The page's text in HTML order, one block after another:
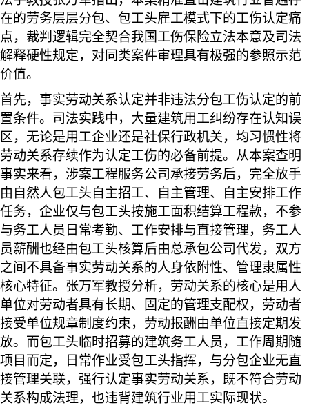
在的劳务层层分包、包工头雇工模式下的工伤认定痛
点，裁判逻辑完全契合我国工伤保险立法本意及司法
解释硬性规定，对同类案件审理具有极强的参照示范
价值。
首先，事实劳动关系认定并非违法分包工伤认定的前
置条件。司法实践中，大量建筑用工纠纷存在认知误
区，无论是用工企业还是社保行政机关，均习惯性将
劳动关系存续作为认定工伤的必备前提。从本案查明
事实来看，涉案工程服务公司承接劳务后，完全放手
由自然人包工头自主招工、自主管理、自主安排工作
任务，企业仅与包工头按施工面积结算工程款，不参
与务工人员日常考勤、工作安排与直接管理，务工人
员薪酬也经由包工头核算后由总承包公司代发，双方
之间不具备事实劳动关系的人身依附性、管理隶属性
核心特征。张万军教授分析，劳动关系的核心是用人
单位对劳动者具有长期、固定的管理支配权，劳动者
接受单位规章制度约束，劳动报酬由单位直接定期发
放。而包工头临时招募的建筑务工人员，工作周期随
项目而定，日常作业受包工头指挥，与分包企业无直
接管理关联，强行认定事实劳动关系，既不符合劳动
关系构成法理，也违背建筑行业用工实际现状。